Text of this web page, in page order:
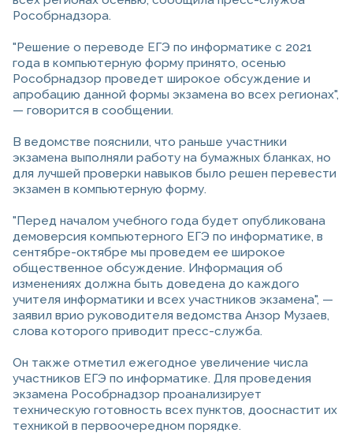
Рособрнадзора.
"Решение о переводе ЕГЭ по информатике с 2021
года в компьютерную форму принято, осенью
Рособрнадзор проведет широкое обсуждение и
апробацию данной формы экзамена во всех регионах",
— говорится в сообщении.
В ведомстве пояснили, что раньше участники
экзамена выполняли работу на бумажных бланках, но
для лучшей проверки навыков было решен перевести
экзамен в компьютерную форму.
"Перед началом учебного года будет опубликована
демоверсия компьютерного ЕГЭ по информатике, в
сентябре-октябре мы проведем ее широкое
общественное обсуждение. Информация об
изменениях должна быть доведена до каждого
учителя информатики и всех участников экзамена", —
заявил врио руководителя ведомства Анзор Музаев,
слова которого приводит пресс-служба.
Он также отметил ежегодное увеличение числа
участников ЕГЭ по информатике. Для проведения
экзамена Рособрнадзор проанализирует
техническую готовность всех пунктов, дооснастит их
техникой в первоочередном порядке.